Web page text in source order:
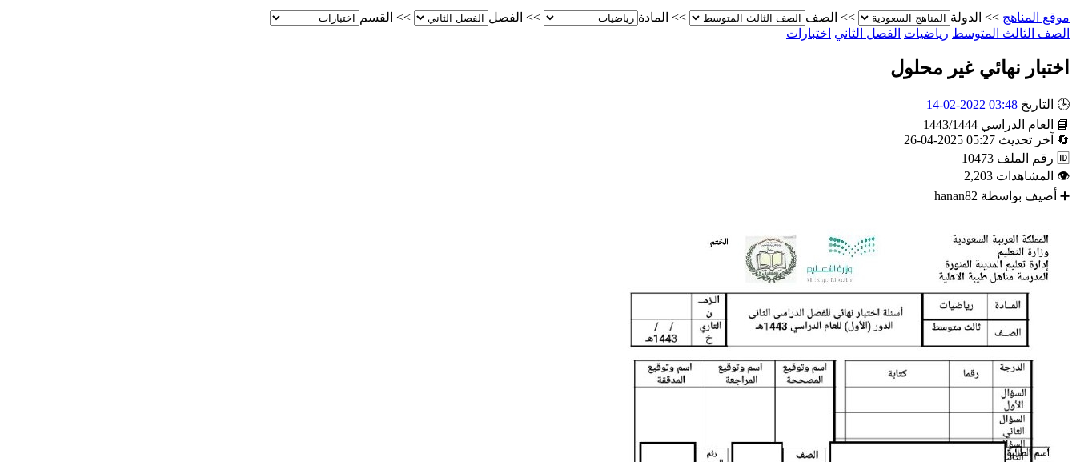
موقع المناهج >> الدولة >> الصف >> المادة >> الفصل >> القسم
الصف الثالث المتوسط رياضيات الفصل الثاني اختبارات
اختبار نهائي غير محلول
🕒 التاريخ 03:48 2022-02-14
📘
العام الدراسي 1443/1444
🔄
آخر تحديث 05:27 2025-04-26
🆔 رقم الملف 10473
👁 المشاهدات 2,203
➕ أضيف بواسطة hanan82